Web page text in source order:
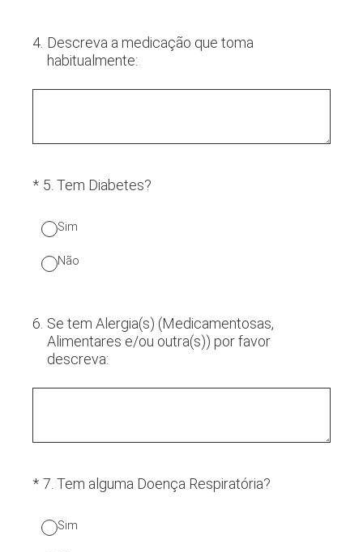
4 Descreva a medicação que toma
habitualmente:
* 5 Tem Diabetes?
(Obrigatório.)
Sim
Não
6 Se tem Alergia(s) (Medicamentosas,
Alimentares e/ou outra(s)) por favor
descreva:
* 7 Tem alguma Doença Respiratória?
(Obrigatório.)
Sim